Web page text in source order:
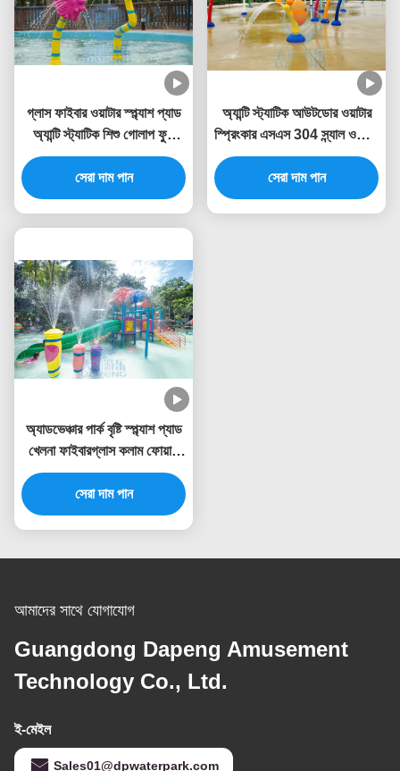
গ্লাস ফাইবার ওয়াটার স্প্ল্যাশ প্যাড
অ্যান্টি স্ট্যাটিক শিশু গোলাপ ফুল
ওয়াটার স্প্রে পার্ক
সেরা দাম পান
অ্যান্টি স্ট্যাটিক আউটডোর ওয়াটার
স্প্রিংকার এসএস 304 স্ন্যাল ওয়াটার
স্প্ল্যাশ খেলার মাঠ
সেরা দাম পান
অ্যাডভেঞ্চার পার্ক বৃষ্টি স্প্ল্যাশ প্যাড
খেলনা ফাইবারগ্লাস কলাম ফোয়ারা
স্প্রে সেট
সেরা দাম পান
আমাদের সাথে যোগাযোগ
Guangdong Dapeng Amusement
Technology Co., Ltd.
ই-মেইল
Sales01@dpwaterpark.com